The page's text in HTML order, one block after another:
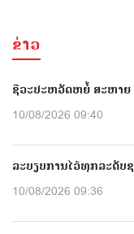
ຂ່າວ
ຊີວະປະຫວັດຫຍໍ້ ສະຫາ
10/08/2026 09:40
ລະບຽບການໄວ້ທຸກລະດັບ
10/08/2026 09:36